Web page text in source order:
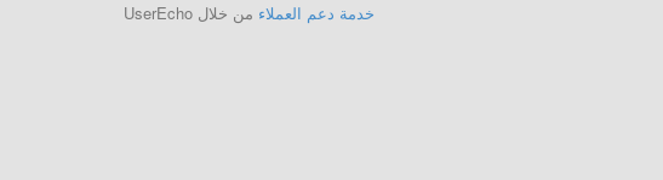
خدمة دعم العملاء من خلال UserEcho